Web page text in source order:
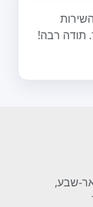
תודה רבה!
שבע,